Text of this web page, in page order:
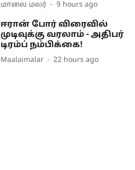
மாலை மலர் 9 hours ago
ஈரான் போர் விரைவில்
முடிவுக்கு வரலாம் - அதிபர்
டிரம்ப் நம்பிக்கை!
Maalaimalar 22 hours ago